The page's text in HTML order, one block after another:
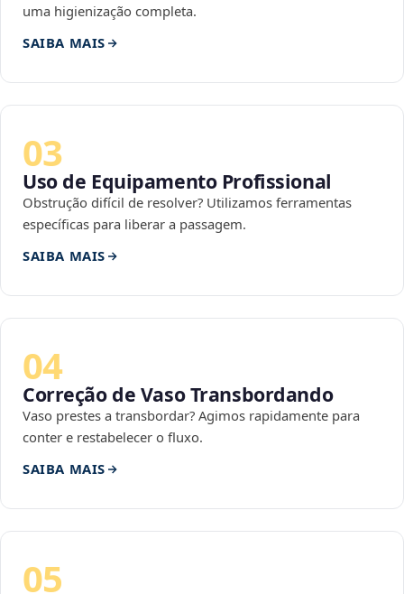
uma higienização completa.
SAIBA MAIS
03
Uso de Equipamento Profissional
Obstrução difícil de resolver? Utilizamos ferramentas
específicas para liberar a passagem.
SAIBA MAIS
04
Correção de Vaso Transbordando
Vaso prestes a transbordar? Agimos rapidamente para
conter e restabelecer o fluxo.
SAIBA MAIS
05